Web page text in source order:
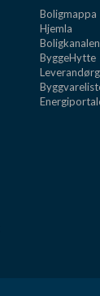
Boligmappa
Hjemla
Boligkanalen
ByggeHytte